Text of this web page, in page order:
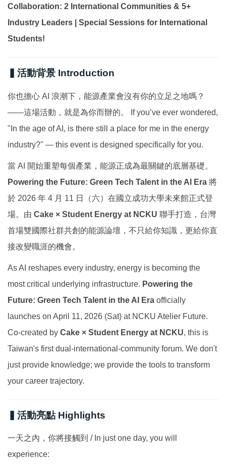
Collaboration: 2 International Communities & 5+
Industry Leaders | Special Sessions for International
Students!
▍活動背景 Introduction
你也擔心 AI 浪潮下，能源產業會沒有你的立足之地嗎？
——這場活動，就是為你而辦的。 If you’ve ever wondered,
"In the age of AI, is there still a place for me in the energy
industry?" — this event is designed specifically for you.
當 AI 開始重塑每個產業，能源正成為最關鍵的底層基礎。
Powering the Future: Green Tech Talent in the AI Era 將
於 2026 年 4 月 11 日（六）在國立成功大學未來館正式登
場。由 Cake × Student Energy at NCKU 聯手打造，台灣
首場雙國際社群共創的能源論壇，不只給你知識，更給你直
接改變職涯的機會。
As AI reshapes every industry, energy is becoming the
most critical underlying infrastructure. Powering the
Future: Green Tech Talent in the AI Era officially
launches on April 11, 2026 (Sat) at NCKU Atelier Future.
Co-created by Cake × Student Energy at NCKU, this is
Taiwan's first dual-international-community forum. We don't
just provide knowledge; we provide the tools to transform
your career trajectory.
▍活動亮點 Highlights
一天之內，你將接觸到 / In just one day, you will
experience: